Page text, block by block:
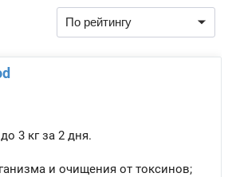
3 кг за 2 дня.
и очищения от токсинов;